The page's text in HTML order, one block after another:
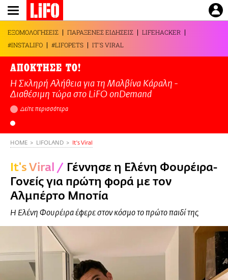
Παράκαμψη
προς
το
κυρίως
περιεχόμενο
ΕΞΟΜΟΛΟΓΗΣΕΙΣ ΠΑΡΑΞΕΝΕΣ ΕΙΔΗΣΕΙΣ
LIFEHACKER
#INSTALIFO
#LIFOPETS IT'S VIRAL
ΑΠΟΚΤΗΣΕ ΤΟ!
Η Σκληρή Αλήθεια για τη Μαλβίνα Κάραλη -
Διαθέσιμη τώρα στo LiFO onDemand
Δείτε περισσότερα
HOME LIFOLAND It's Viral
It's Viral / Γέννησε η Ελένη Φουρέιρα-
Γονείς για πρώτη φορά με τον
Αλμπέρτο Μποτία
Η Ελένη Φουρέιρα έφερε στον κόσμο το πρώτο παιδί της